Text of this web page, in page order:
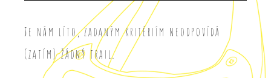
Je nám líto, zadaným kritériím neodpovídá
(zatím) žádný trail.